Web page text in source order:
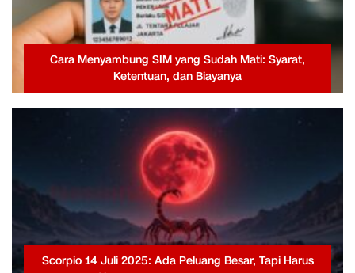
Cara Menyambung SIM yang Sudah Mati: Syarat,
Ketentuan, dan Biayanya
Scorpio 14 Juli 2025: Ada Peluang Besar, Tapi Harus